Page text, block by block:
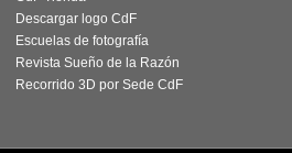
Descargar logo CdF
Escuelas de fotografía
Revista Sueño de la Razón
Recorrido 3D por Sede CdF